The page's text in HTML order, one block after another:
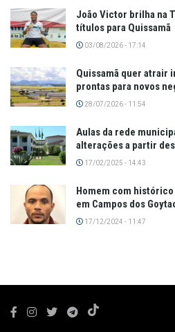
João Victor brilha na
títulos para Quissamã
03/08/2026 - 17:14
Quissamã quer atrair
prontas para novos
28/07/2026 - 11:54
Aulas da rede
alterações a partir
17/02/2025 - 14:43
Homem com
em Campos dos
17/12/2024 - 11:47